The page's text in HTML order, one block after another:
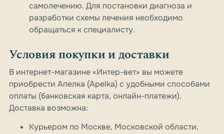
самолечению. Для постановки диагноза и
разработки схемы лечения необходимо
обращаться к специалисту.
Условия покупки и доставки
В интернет-магазине «Интер-вет» вы можете
приобрести Апелка (Apelka) с удобными способами
оплаты (банковская карта, онлайн-платежи).
Доставка возможна:
Курьером по Москве, Московской области,